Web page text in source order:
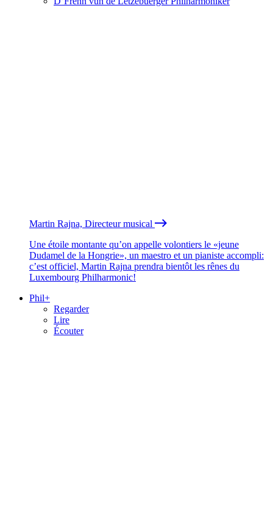
Martin Rajna, Directeur musical
Une étoile montante qu’on appelle volontiers le «jeune
Dudamel de la Hongrie», un maestro et un pianiste accompli:
c’est officiel, Martin Rajna prendra bientôt les rênes du
Luxembourg Philharmonic!
Phil+
Regarder
Lire
Écouter